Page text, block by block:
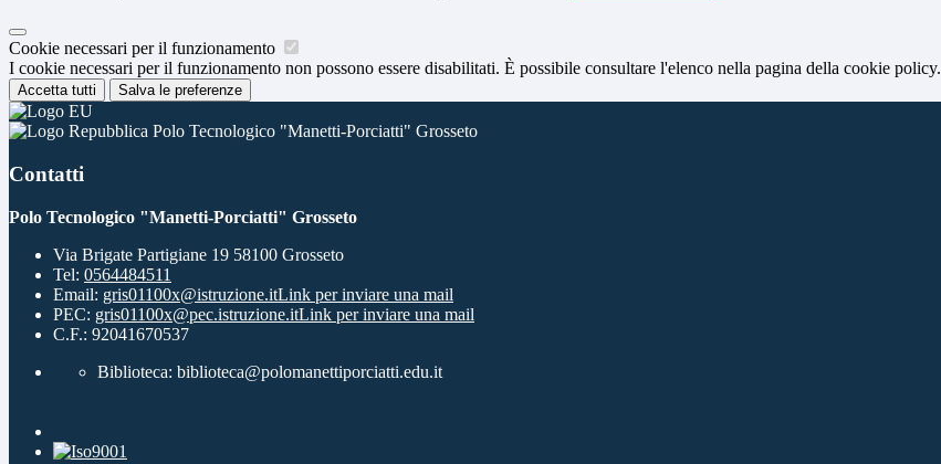
Cookie necessari per il funzionamento
I cookie necessari per il funzionamento non possono essere disabilitati. È possibile consultare l'elenco nella pagina della cookie policy.
Accetta tutti Salva le preferenze
Polo Tecnologico "Manetti-Porciatti" Grosseto
Contatti
Polo Tecnologico "Manetti-Porciatti" Grosseto
Via Brigate Partigiane 19 58100 Grosseto
Tel: 0564484511
Email: gris01100x@istruzione.itLink per inviare una mail
PEC: gris01100x@pec.istruzione.itLink per inviare una mail
C.F.: 92041670537
Biblioteca: biblioteca@polomanettiporciatti.edu.it